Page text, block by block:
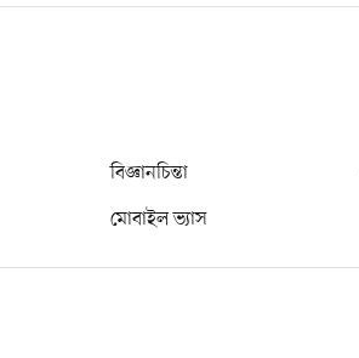
বিজ্ঞানচিন্তা
মোবাইল ভ্যাস